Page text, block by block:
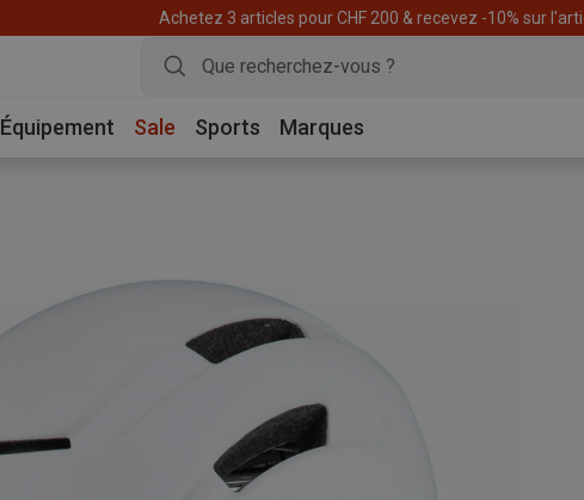
Achetez 3 articles pour CHF 200 & recevez -10% sur
Équipement Sale Sports Marques